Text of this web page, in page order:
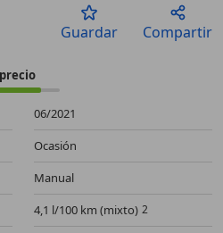
Guardar Compartir
06/2021
Ocasión
Manual
4,1 l/100 km (mixto)